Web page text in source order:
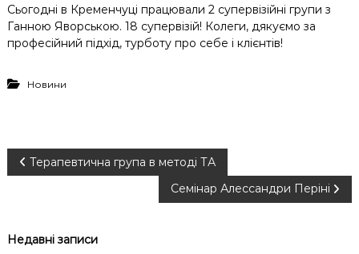
Сьогодні в Кременчуці працювали 2 супервізійні групи з
Ганною Яворською. 18 супервізій! Колеги, дякуємо за
професійний підхід, турботу про себе і клієнтів!
Новини
Н
в
Терапевтична група в методі ТА
Семінар Алессандри Періні
Недавні записи